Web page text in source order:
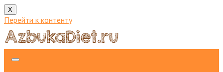
X
Перейти к контенту